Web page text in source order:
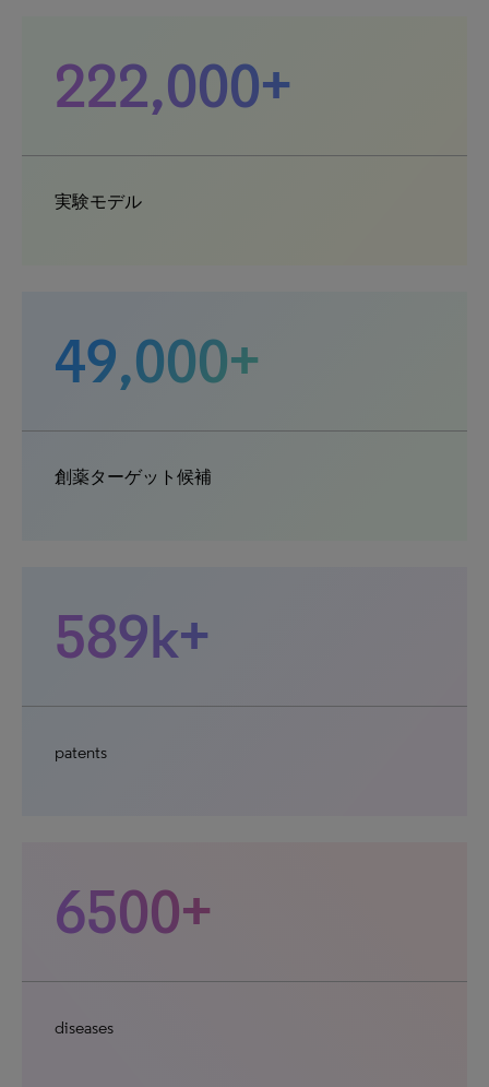
222,000+
実験モデル
49,000+
創薬ターゲット候補
589k+
patents
6500+
diseases